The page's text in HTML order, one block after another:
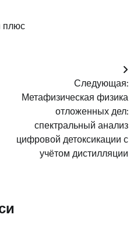
плюс
Следующая:
Метафизическая физика
отложенных дел:
спектральный анализ
цифровой детоксикации с
учётом дистилляции